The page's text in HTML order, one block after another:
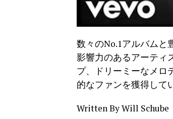
数々のNo.1アルバムと
影響力のあるアーティ
プ、ドリーミーなメロ
的なファンを獲得して
Written By Will Schube